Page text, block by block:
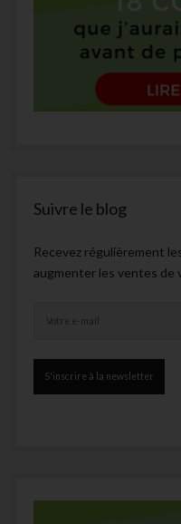
Suivre le blog
Recevez régulièrement
augmenter les ventes de